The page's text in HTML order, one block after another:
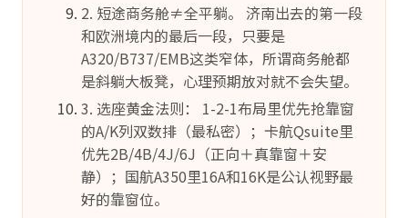
2. 短途商务舱≠全平躺。 济南出去的第一段
和欧洲境内的最后一段，只要是
A320/B737/EMB这类窄体，所谓商务舱都
是斜躺大板凳，心理预期放对就不会失望。
3. 选座黄金法则： 1-2-1布局里优先抢靠窗
的A/K列双数排（最私密）；卡航Qsuite里
优先2B/4B/4J/6J（正向＋真靠窗＋安
静）；国航A350里16A和16K是公认视野最
好的靠窗位。